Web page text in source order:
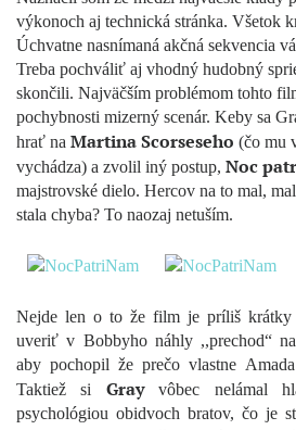
výkonoch aj technická stránka. Všetok
Úchvatne nasnímaná akčná sekvencia
Treba pochváliť aj vhodný hudobný
skončili. Najväčším problémom tohto
pochybnosti mizerný scenár. Keby sa
hrať na Martina Scorseseho (čo mu
vychádza) a zvolil iný postup, Noc
majstrovské dielo. Hercov na to mal,
stala chyba? To naozaj netuším.
Nejde len o to že film je príliš
uveriť v Bobbyho náhly ,,prechod“
aby pochopil že prečo vlastne
Taktiež si Grayvôbec nelámal
psychológiou obidvoch bratov, čo je